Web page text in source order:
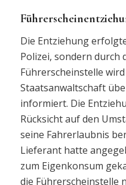
Die Entziehung
Polizei, sondern durch
Führerscheinstelle
Staatsanwaltschaft
informiert. Die
Rücksicht auf den
seine Fahrerlaubnis
Lieferant hatte
zum Eigenkonsum
die Führerscheinstelle